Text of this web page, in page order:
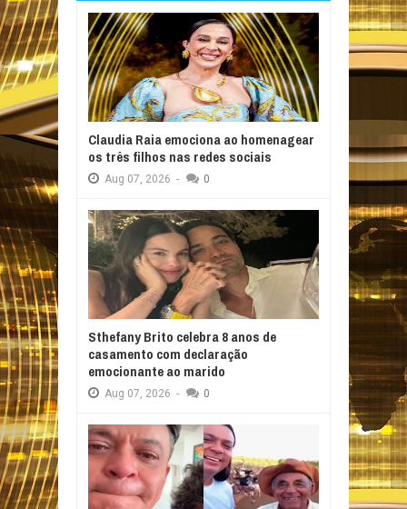
Claudia Raia emociona ao homenagear
os três filhos nas redes sociais
Aug 07, 2026 - 0
Sthefany Brito celebra 8 anos de
casamento com declaração
emocionante ao marido
Aug 07, 2026 - 0